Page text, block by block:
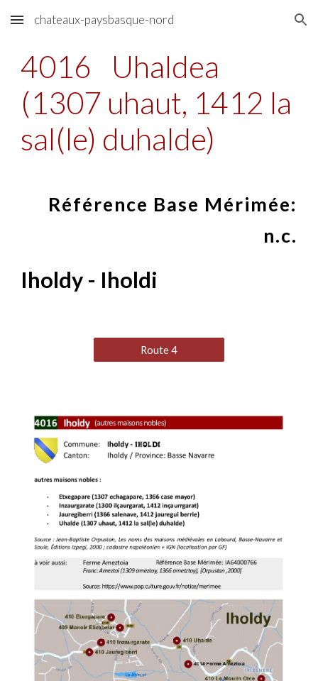
Skip to main content Skip to navigation
chateaux-paysbasque-nord
4016
Uhaldea
(1307 uhaut, 1412 la
sal(le) duhalde)
Référence Base Mérimée:
n.c.
Iholdy - Iholdi
Route 4